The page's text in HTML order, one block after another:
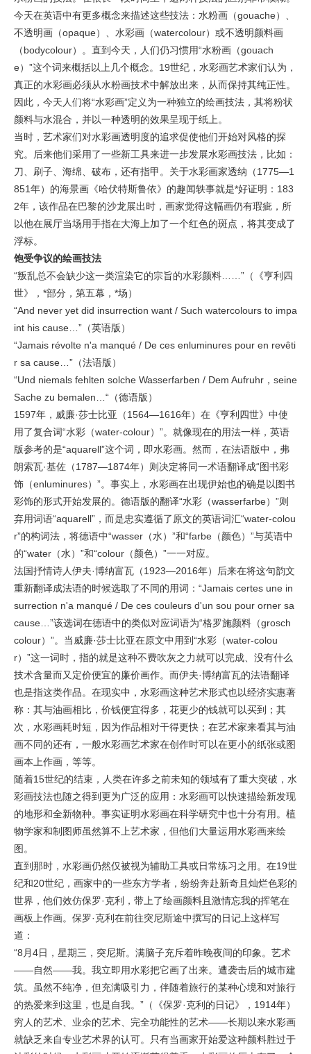
今天在英语中有更多概念来描述这些技法：水粉画（gouache）、
不透明画（opaque）、水彩画（watercolour）或不透明颜料画
（bodycolour）。直到今天，人们仍习惯用“水粉画（gouach
e）”这个词来概括以上几个概念。19世纪，水彩画艺术家们认为，
真正的水彩画必须从水粉画技术中解放出来，从而保持其纯正性。
因此，今天人们将“水彩画”定义为一种独立的绘画技法，其将粉状
颜料与水混合，并以一种透明的效果呈现于纸上。
当时，艺术家们对水彩画透明度的追求促使他们开始对风格的探
究。后来他们采用了一些新工具来进一步发展水彩画技法，比如：
刀、刷子、海绵、破布，还有指甲。关于水彩画家透纳（1775—1
851年）的海景画《哈伏特斯鲁依》的趣闻轶事就是*好证明：183
2年，该作品在巴黎的沙龙展出时，画家觉得这幅画仍有瑕疵，所
以他在展厅当场用手指在大海上加了一个红色的斑点，将其变成了
浮标。
饱受争议的绘画技法
“叛乱总不会缺少这一类渲染它的宗旨的水彩颜料……”（《亨利四
世》，*部分，第五幕，*场）
“And never yet did insurrection want / Such watercolours to impa
int his cause…”（英语版）
“Jamais révolte n'a manqué / De ces enluminures pour en revêti
r sa cause…”（法语版）
“Und niemals fehlten solche Wasserfarben / Dem Aufruhr，seine
Sache zu bemalen…“（德语版）
1597年，威廉·莎士比亚（1564—1616年）在《亨利四世》中使
用了复合词“水彩（water-colour）”。就像现在的用法一样，英语
版参考的是“aquarell”这个词，即水彩画。然而，在法语版中，弗
朗索瓦·基佐（1787—1874年）则决定将同一术语翻译成“图书彩
饰（enluminures）”。事实上，水彩画在出现伊始也的确是以图书
彩饰的形式开始发展的。德语版的翻译“水彩（wasserfarbe）”则
弃用词语“aquarell”，而是忠实遵循了原文的英语词汇“water-colou
r”的构词法，将德语中“wasser（水）”和“farbe（颜色）”与英语中
的“water（水）”和“colour（颜色）”一一对应。
法国抒情诗人伊夫·博纳富瓦（1923—2016年）后来在将这句韵文
重新翻译成法语的时候选取了不同的用词：“Jamais certes une in
surrection n'a manqué / De ces couleurs d'un sou pour orner sa
cause…”该选词在德语中的类似对应词语为“格罗施颜料（grosch
colour）”。当威廉·莎士比亚在原文中用到“水彩（water-colou
r）”这一词时，指的就是这种不费吹灰之力就可以完成、没有什么
技术含量而又定价便宜的廉价画作。而伊夫·博纳富瓦的法语翻译
也是指这类作品。在现实中，水彩画这种艺术形式也以经济实惠著
称：其与油画相比，价钱便宜得多，花更少的钱就可以买到；其
次，水彩画耗时短，因为作品相对干得更快；在艺术家来看其与油
画不同的还有，一般水彩画艺术家在创作时可以在更小的纸张或图
画本上作画，等等。
随着15世纪的结束，人类在许多之前未知的领域有了重大突破，水
彩画技法也随之得到更为广泛的应用：水彩画可以快速描绘新发现
的地形和全新物种。事实证明水彩画在科学研究中也十分有用。植
物学家和制图师虽然算不上艺术家，但他们大量运用水彩画来绘
图。
直到那时，水彩画仍然仅被视为辅助工具或日常练习之用。在19世
纪和20世纪，画家中的一些东方学者，纷纷奔赴新奇且灿烂色彩的
世界，他们效仿保罗·克利，带上了绘画颜料且激情忘我的挥笔在
画板上作画。保罗·克利在前往突尼斯途中撰写的日记上这样写
道：
“8月4日，星期三，突尼斯。满脑子充斥着昨晚夜间的印象。艺术
——自然——我。我立即用水彩把它画了出来。遭袭击后的城市建
筑。虽然不纯净，但充满吸引力，伴随着旅行的某种心境和对旅行
的热爱来到这里，也是自我。”（《保罗·克利的日记》，1914年）
穷人的艺术、业余的艺术、完全功能性的艺术——长期以来水彩画
就缺乏来自专业艺术界的认可。只有当画家开始爱这种颜料胜过于